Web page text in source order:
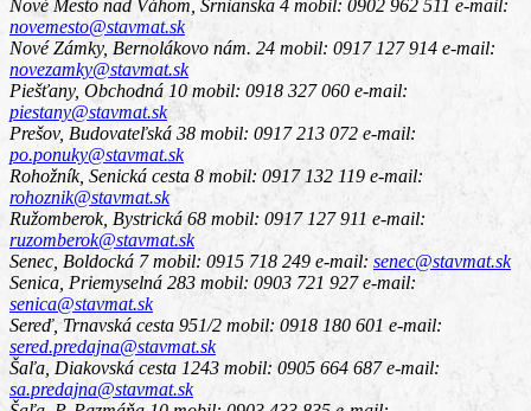
Nové Mesto nad Váhom, Srnianska 4 mobil: 0902 962 511 e-mail:
novemesto@stavmat.sk
Nové Zámky, Bernolákovo nám. 24 mobil: 0917 127 914 e-mail:
novezamky@stavmat.sk
Piešťany, Obchodná 10 mobil: 0918 327 060 e-mail:
piestany@stavmat.sk
Prešov, Budovateľská 38 mobil: 0917 213 072 e-mail:
po.ponuky@stavmat.sk
Rohožník, Senická cesta 8 mobil: 0917 132 119 e-mail:
rohoznik@stavmat.sk
Ružomberok, Bystrická 68 mobil: 0917 127 911 e-mail:
ruzomberok@stavmat.sk
Senec, Boldocká 7mobil: 0915 718 249 e-mail: senec@stavmat.sk
Senica, Priemyselná 283 mobil: 0903 721 927 e-mail:
senica@stavmat.sk
Sereď, Trnavská cesta 951/2 mobil: 0918 180 601 e-mail:
sered.predajna@stavmat.sk
Šaľa, Diakovská cesta 1243 mobil: 0905 664 687 e-mail:
sa.predajna@stavmat.sk